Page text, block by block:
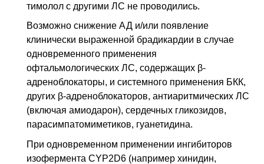
тимолол с другими ЛС не проводились.
Возможно снижение АД и/или появление
клинически выраженной брадикардии в случае
одновременного применения
офтальмологических ЛС, содержащих β-
адреноблокаторы, и системного применения БКК,
других β-адреноблокаторов, антиаритмических ЛС
(включая амиодарон), сердечных гликозидов,
парасимпатомиметиков, гуанетидина.
При одновременном применении ингибиторов
изофермента CYP2D6 (например хинидин,